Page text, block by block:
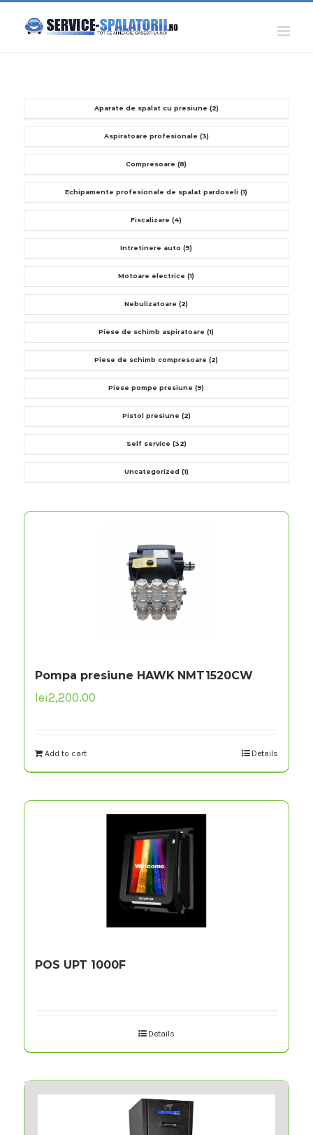
Aparate de spalat cu presiune (2)
Aspiratoare profesionale (3)
Compresoare(8)
Echipamente profesionale de spalat pardoseli(1)
Fiscalizare(4)
Intretinere auto(9)
Motoare electrice(1)
Nebulizatoare(2)
Piese de schimb aspiratoare(1)
Piese de schimb compresoare(2)
Piese pompe presiune(9)
Pistol presiune (2)
Self service (32)
Uncategorized (1)
Pompa presiune HAWK NMT1520CW
lei2,200.00
Add to cart Details
POS UPT 1000F
Details